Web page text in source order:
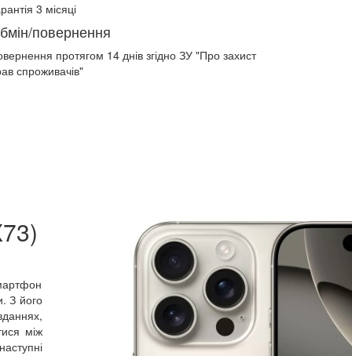
3 місяці
повернення
протягом 14 днів згідно ЗУ "Про захист
спроживачів"
З його
між